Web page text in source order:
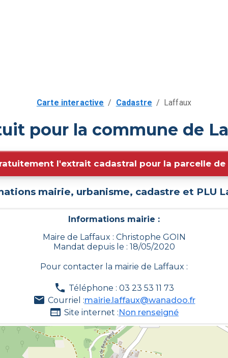
Carte interactive / Cadastre / Laffaux
pour la commune de
l'extrait cadastral pour la parcelle de
mairie, urbanisme, cadastre et PLU
Informations mairie :
Maire de Laffaux : Christophe GOIN
Mandat depuis le : 18/05/2020
Pour contacter la mairie de Laffaux :
Téléphone : 03 23 53 11 73
Courriel :mairie.laffaux@wanadoo.fr
Site internet :Non renseigné